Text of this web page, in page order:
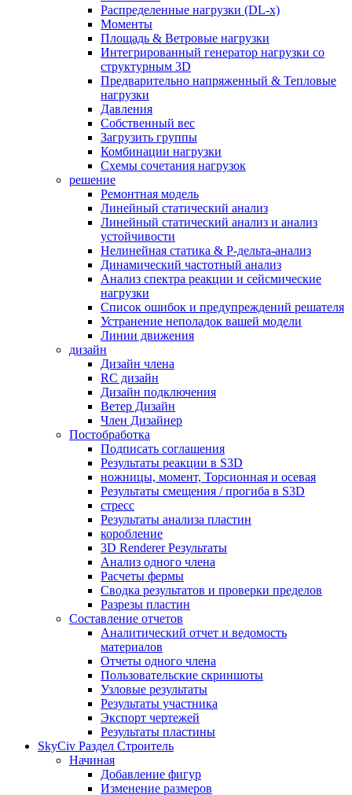
Распределенные нагрузки (DL-х)
Моменты
Площадь & Ветровые нагрузки
Интегрированный генератор нагрузки со
структурным 3D
Предварительно напряженный & Тепловые
нагрузки
Давления
Собственный вес
Загрузить группы
Комбинации нагрузки
Схемы сочетания нагрузок
решение
Ремонтная модель
Линейный статический анализ
Линейный статический анализ и анализ
устойчивости
Нелинейная статика & P-дельта-анализ
Динамический частотный анализ
Анализ спектра реакции и сейсмические
нагрузки
Список ошибок и предупреждений решателя
Устранение неполадок вашей модели
Линии движения
дизайн
Дизайн члена
RC дизайн
Дизайн подключения
Ветер Дизайн
Член Дизайнер
Постобработка
Подписать соглашения
Результаты реакции в S3D
ножницы, момент, Торсионная и осевая
Результаты смещения / прогиба в S3D
стресс
Результаты анализа пластин
коробление
3D Renderer Результаты
Анализ одного члена
Расчеты фермы
Сводка результатов и проверки пределов
Разрезы пластин
Составление отчетов
Аналитический отчет и ведомость
материалов
Отчеты одного члена
Пользовательские скриншоты
Узловые результаты
Результаты участника
Экспорт чертежей
Результаты пластины
SkyCiv Раздел Строитель
Начиная
Добавление фигур
Изменение размеров